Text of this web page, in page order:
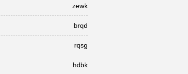
zewk
brqd
rqsg
hdbk